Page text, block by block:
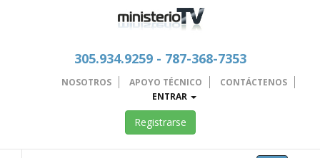
305.934.9259 - 787-368-7353
NOSOTROS APOYO TÉCNICO
CONTÁCTENOS
ENTRAR
Registrarse